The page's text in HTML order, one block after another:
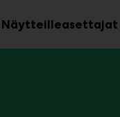
Näytteilleasettajat